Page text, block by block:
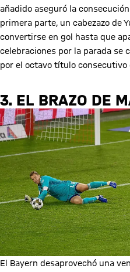
añadido aseguró la
primera parte, un cabezazo de
convertirse en gol hasta que
celebraciones por la parada se
por el octavo título consecutivo
3. EL BRAZO DE
El Bayern desaprovechó una